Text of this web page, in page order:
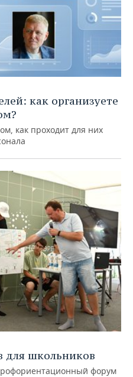
как организуете
как проходит для них
для школьников
форум